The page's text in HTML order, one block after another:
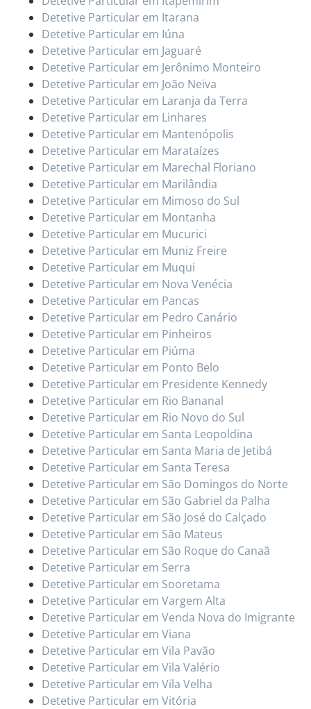
Detetive Particular em Itarana
Detetive Particular em Iúna
Detetive Particular em Jaguaré
Detetive Particular em Jerônimo Monteiro
Detetive Particular em João Neiva
Detetive Particular em Laranja da Terra
Detetive Particular em Linhares
Detetive Particular em Mantenópolis
Detetive Particular em Marataízes
Detetive Particular em Marechal Floriano
Detetive Particular em Marilândia
Detetive Particular em Mimoso do Sul
Detetive Particular em Montanha
Detetive Particular em Mucurici
Detetive Particular em Muniz Freire
Detetive Particular em Muqui
Detetive Particular em Nova Venécia
Detetive Particular em Pancas
Detetive Particular em Pedro Canário
Detetive Particular em Pinheiros
Detetive Particular em Piúma
Detetive Particular em Ponto Belo
Detetive Particular em Presidente Kennedy
Detetive Particular em Rio Bananal
Detetive Particular em Rio Novo do Sul
Detetive Particular em Santa Leopoldina
Detetive Particular em Santa Maria de Jetibá
Detetive Particular em Santa Teresa
Detetive Particular em São Domingos do Norte
Detetive Particular em São Gabriel da Palha
Detetive Particular em São José do Calçado
Detetive Particular em São Mateus
Detetive Particular em São Roque do Canaã
Detetive Particular em Serra
Detetive Particular em Sooretama
Detetive Particular em Vargem Alta
Detetive Particular em Venda Nova do Imigrante
Detetive Particular em Viana
Detetive Particular em Vila Pavão
Detetive Particular em Vila Valério
Detetive Particular em Vila Velha
Detetive Particular em Vitória